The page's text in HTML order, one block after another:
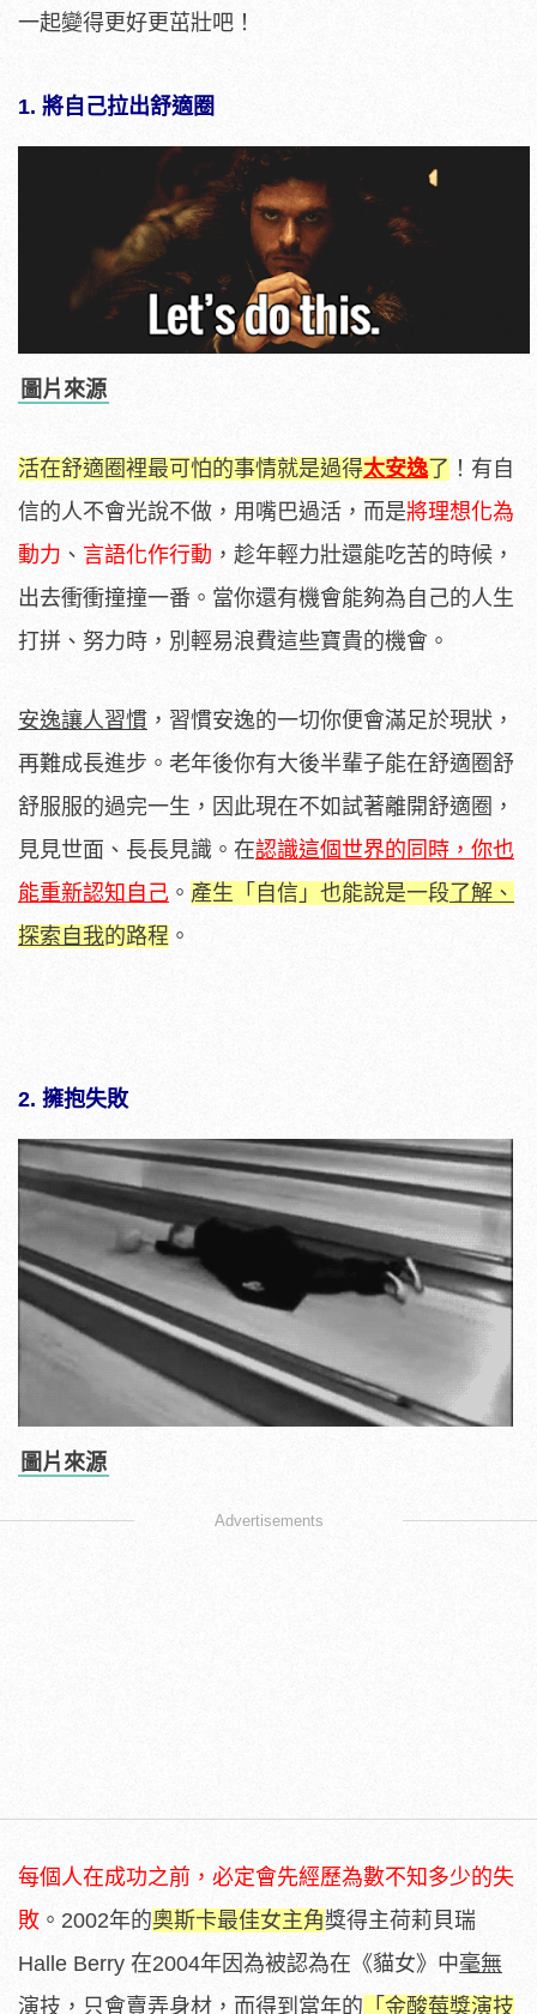
一起變得更好更茁壯吧！
1. 將自己拉出舒適圈
圖片來源
活在舒適圈裡最可怕的事情就是過得太安逸了 ！有自
信的人不會光說不做，用嘴巴過活，而是將理想化為
動力 、 言語化作行動 ，趁年輕力壯還能吃苦的時候，
出去衝衝撞撞一番。當你還有機會能夠為自己的人生
打拼、努力時，別輕易浪費這些寶貴的機會。
安逸讓人習慣 ，習慣安逸的一切你便會滿足於現狀，
再難成長進步。老年後你有大後半輩子能在舒適圈舒
舒服服的過完一生，因此現在不如試著離開舒適圈，
見見世面、長長見識。在認識這個世界的同時，你也
能重新認知自己 。 產生「自信」也能說是一段了解、
探索自我的路程 。
2. 擁抱失敗
圖片來源
Advertisements
每個人在成功之前，必定會先經歷為數不知多少的失
敗 。2002年的奧斯卡最佳女主角獎得主荷莉貝瑞
Halle Berry 在2004年因為被認為在《貓女》中毫無
演技，只會賣弄身材 ，而得到當年的 「金酸莓獎演技